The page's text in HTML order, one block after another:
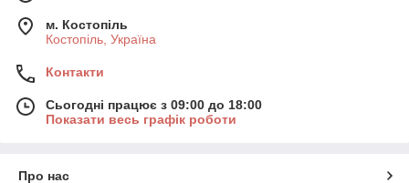
м. Костопіль
Костопіль, Україна
Контакти
Сьогодні працює з 09:00 до 18:00
Показати весь графік роботи
Про нас